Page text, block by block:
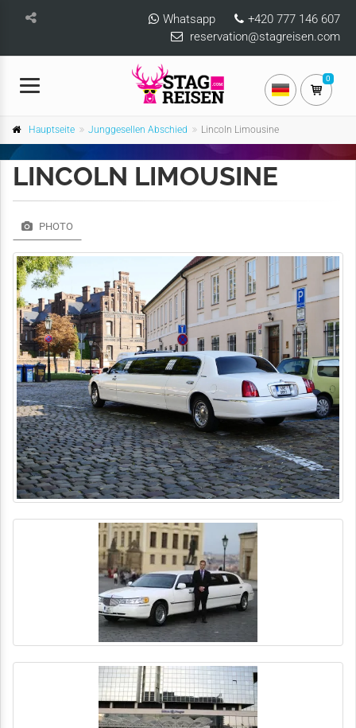
Whatsapp
+420 777 146 607
reservation@stagreisen.com
0
Hauptseite Junggesellen Abschied Lincoln Limousine
LINCOLN LIMOUSINE
PHOTO